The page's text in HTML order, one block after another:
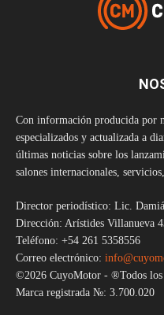
Con información producida por
especializados y actualizada a
últimas noticias sobre los
salones internacionales,
Director periodístico: Lic.
Dirección: Arístides Villanueva
Teléfono: +54 261 5358556
Correo electrónico:
©2026 CuyoMotor - ®Todos los
Marca registrada №: 3.700.020